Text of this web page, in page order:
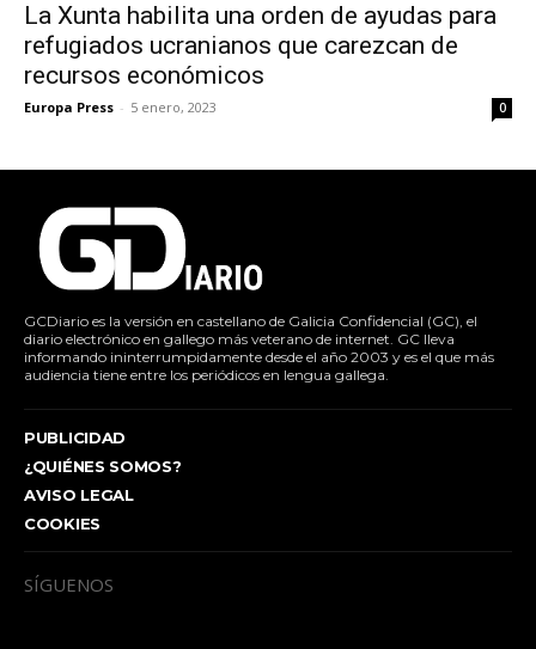
La Xunta habilita una orden de ayudas para
refugiados ucranianos que carezcan de
recursos económicos
Europa Press - 5 enero, 2023 0
GCDiario es la versión en castellano de Galicia Confidencial (GC), el
diario electrónico en gallego más veterano de internet. GC lleva
informando ininterrumpidamente desde el año 2003 y es el que más
audiencia tiene entre los periódicos en lengua gallega.
PUBLICIDAD
¿QUIÉNES SOMOS?
AVISO LEGAL
COOKIES
SÍGUENOS